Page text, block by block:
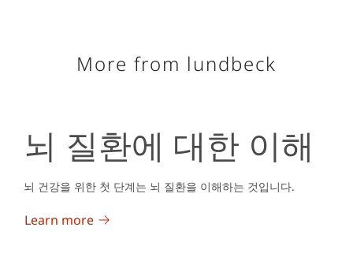
More from lundbeck
뇌 질환에 대한 이해
뇌 건강을 위한 첫 단계는 뇌 질환을 이해하는 것입니다.
Learn more